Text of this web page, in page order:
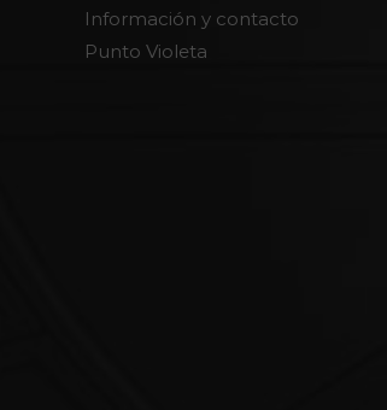
Información y contacto
Punto Violeta